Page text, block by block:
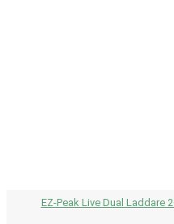
EZ-Peak Live Dual Laddare